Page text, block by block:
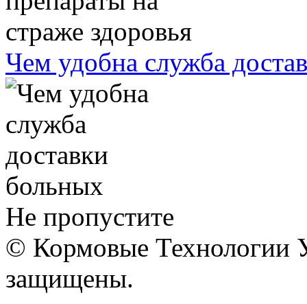
Чем удобна служба
Не пропустите
© Кормовые Технологии
защищены.